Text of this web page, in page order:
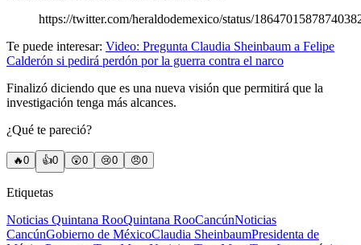
https://twitter.com/heraldodemexico/status/
Te puede interesar: Video: Pregunta Claudia Sheinbaum a Felipe
Calderón si pedirá perdón por la guerra contra el narco
Finalizó diciendo que es una nueva visión que permitirá que la
investigación tenga más alcances.
¿Qué te pareció?
🔥0 👍0 😲0 😢0 😠0
Etiquetas
Noticias Quintana RooQuintana RooCancúnNoticias
CancúnGobierno de MéxicoClaudia SheinbaumPresidenta de